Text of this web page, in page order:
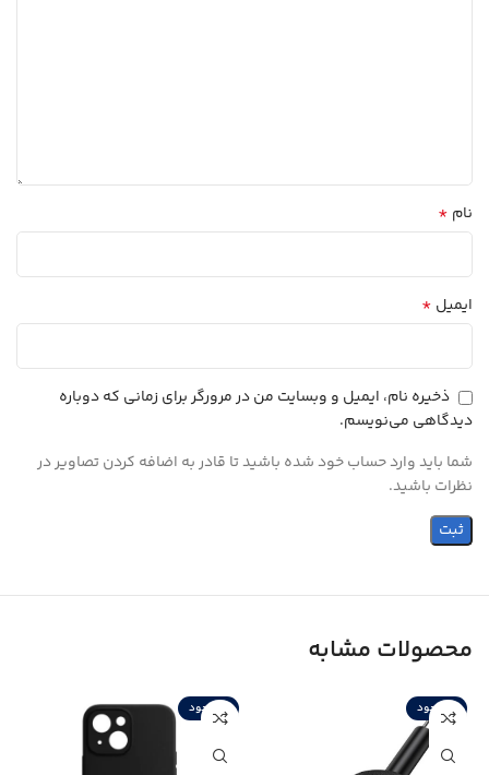
نام *
ایمیل *
ذخیره نام، ایمیل و وبسایت من در مرورگر برای زمانی که دوباره
دیدگاهی می‌نویسم.
شما باید وارد حساب خود شده باشید تا قادر به اضافه کردن تصاویر در
نظرات باشید.
محصولات مشابه
ناموجود ناموجود